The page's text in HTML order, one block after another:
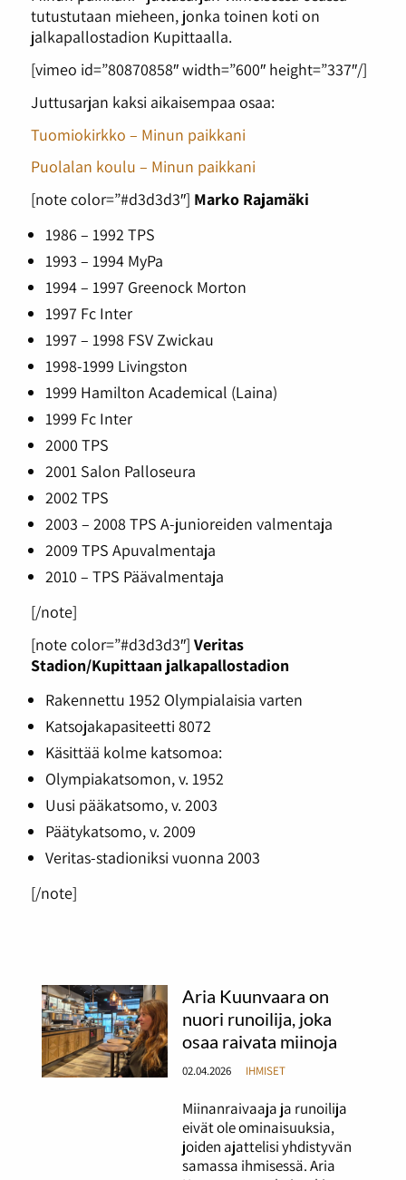
tutustutaan mieheen, jonka toinen koti on
jalkapallostadion Kupittaalla.
[vimeo id=”80870858″ width=”600″ height=”337″/]
Juttusarjan kaksi aikaisempaa osaa:
Tuomiokirkko – Minun paikkani
Puolalan koulu – Minun paikkani
[note color=”#d3d3d3″] Marko Rajamäki
1986 – 1992 TPS
1993 – 1994 MyPa
1994 – 1997 Greenock Morton
1997 Fc Inter
1997 – 1998 FSV Zwickau
1998-1999 Livingston
1999 Hamilton Academical (Laina)
1999 Fc Inter
2000 TPS
2001 Salon Palloseura
2002 TPS
2003 – 2008 TPS A-junioreiden valmentaja
2009 TPS Apuvalmentaja
2010 – TPS Päävalmentaja
[/note]
[note color=”#d3d3d3″] Veritas
Stadion/Kupittaan jalkapallostadion
Rakennettu 1952 Olympialaisia varten
Katsojakapasiteetti 8072
Käsittää kolme katsomoa:
Olympiakatsomon, v. 1952
Uusi pääkatsomo, v. 2003
Päätykatsomo, v. 2009
Veritas-stadioniksi vuonna 2003
[/note]
Aria Kuunvaara on
nuori runoilija, joka
osaa raivata miinoja
02.04.2026 IHMISET
Miinanraivaaja ja runoilija
eivät ole ominaisuuksia,
joiden ajattelisi yhdistyvän
samassa ihmisessä. Aria